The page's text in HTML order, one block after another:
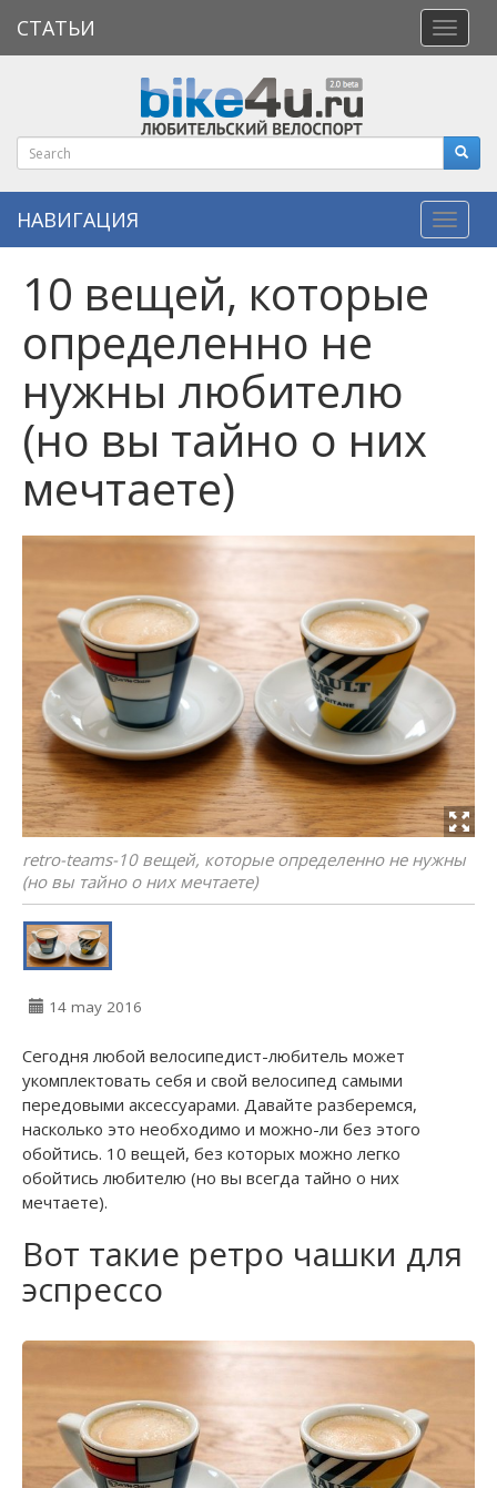
меню
СТАТЬИ
НАВИГАЦИЯ
10 вещей, которые
определенно не
нужны любителю
(но вы тайно о них
мечтаете)
retro-teams-10 вещей, которые определенно не нужны
(но вы тайно о них мечтаете)
14 may 2016
Сегодня любой велосипедист-любитель может
укомплектовать себя и свой велосипед самыми
передовыми аксессуарами. Давайте разберемся,
насколько это необходимо и можно-ли без этого
обойтись. 10 вещей, без которых можно легко
обойтись любителю (но вы всегда тайно о них
мечтаете).
Вот такие ретро чашки для
эспрессо